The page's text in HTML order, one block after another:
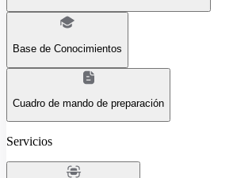
Base de Conocimientos
Cuadro de mando de preparación
Servicios